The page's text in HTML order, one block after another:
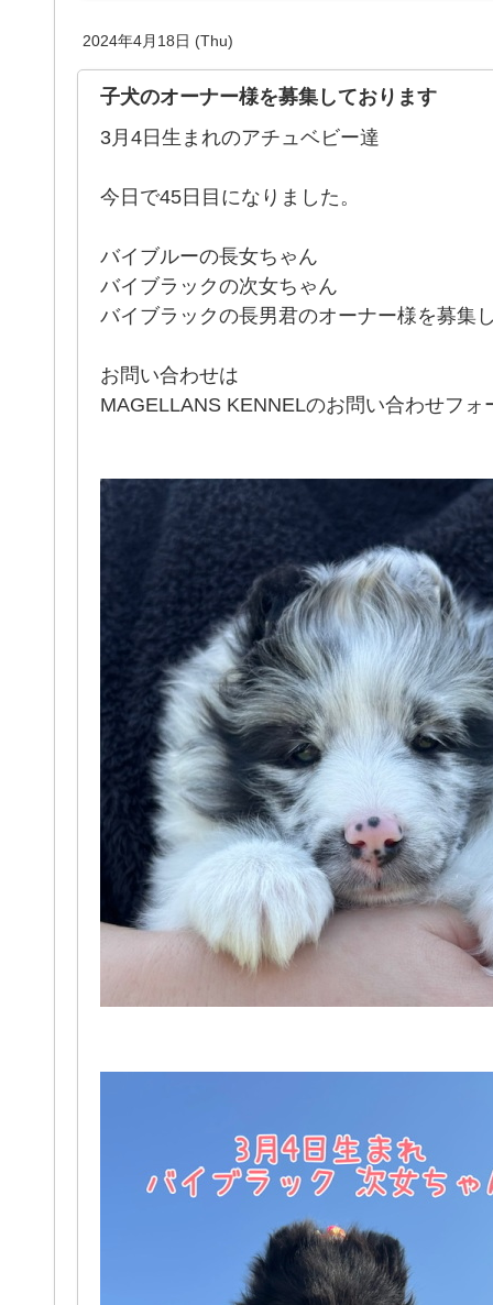
2024年4月18日 (Thu)
子犬のオーナー様を募集しております
3月4日生まれのアチュベビー達
今日で45日目になりました。
バイブルーの長女ちゃん
バイブラックの次女ちゃん
バイブラックの長男君のオーナー様を募集
お問い合わせは
MAGELLANS KENNELのお問い合わせフ